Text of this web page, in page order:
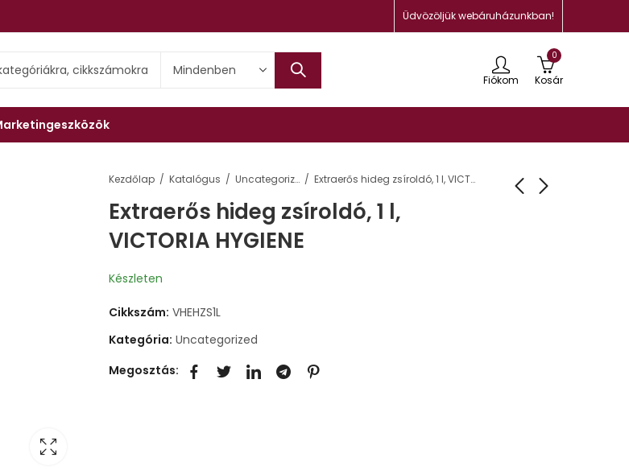
Üdvözöljük webáruházunkban!
Fiókom
0
Kosár
Kezdőlap Katalógus Uncategorized Extraerős hideg zsíroldó, 1 l, VICTORIA HYGIENE
Extraerős hideg zsíroldó, 1 l,
VICTORIA HYGIENE
Készleten
Cikkszám: VHEHZS1L
Kategória: Uncategorized
Megosztás: